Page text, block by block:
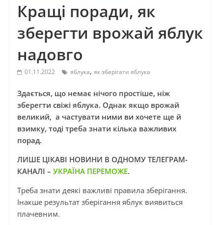
Кращі поради, як
зберегти врожай яблук
надовго
01.11.2022 яблука, як зберігати яблука
Здається, що немає нічого простіше, ніж
зберегти свіжі яблука. Однак якщо врожай
великий, а частувати ними ви хочете ще й
взимку, тоді треба знати кілька важливих
порад.
ЛИШЕ ЦІКАВІ НОВИНИ В ОДНОМУ ТЕЛЕГРАМ-
КАНАЛІ – УКРАЇНА ПЕРЕМОЖЕ.
Треба знати деякі важливі правила зберігання.
Інакше результат зберігання яблук виявиться
плачевним.